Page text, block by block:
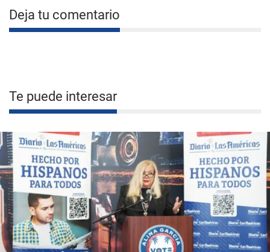
Deja tu comentario
Te puede interesar